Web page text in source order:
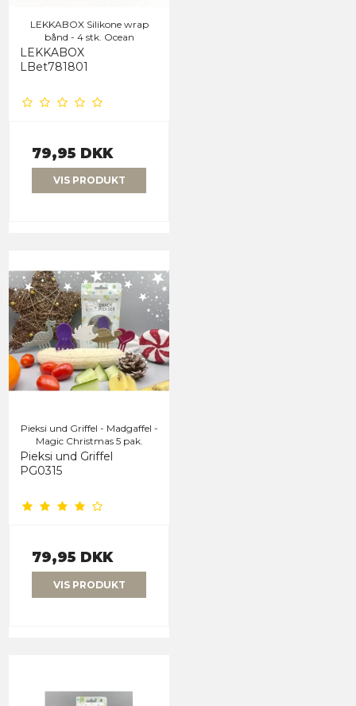
LEKKABOX Silikone wrap
bånd - 4 stk. Ocean
LEKKABOX
LBet781801
79,95 DKK
VIS PRODUKT
Pieksi und Griffel - Madgaffel -
Magic Christmas 5 pak.
Pieksi und Griffel
PG0315
79,95 DKK
VIS PRODUKT